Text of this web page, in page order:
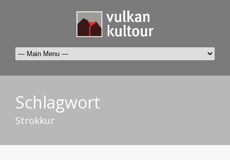
Schlagwort
Strokkur